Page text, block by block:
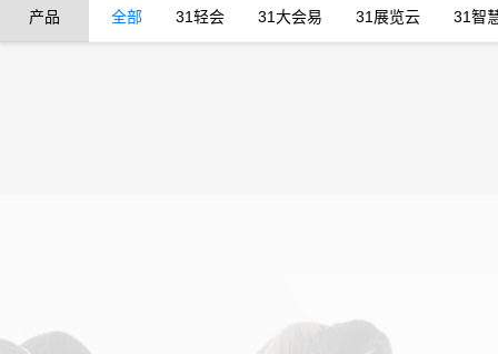
产品 全部 31轻会 31大会易 31展览云 31智